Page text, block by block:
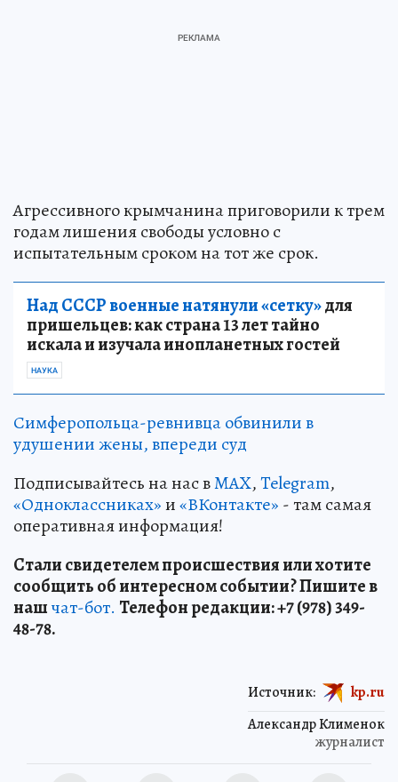
Агрессивного крымчанина приговорили к трем
годам лишения свободы условно с
испытательным сроком на тот же срок.
Над СССР военные натянули «сетку»для
пришельцев: как страна 13 лет тайно
искала и изучала инопланетных гостей
НАУКА
Симферопольца-ревнивца обвинили в
удушении жены, впереди суд
Подписывайтесь на нас вMAX,Telegram,
«Одноклассниках»и«ВКонтакте» - там самая
оперативная информация!
Стали свидетелем происшествия или хотите
сообщить об интересном событии? Пишите в
нашчат-бот. Телефон редакции: +7 (978) 349-
48-78.
Александр Клименок
журналист
Источник: kp.ru